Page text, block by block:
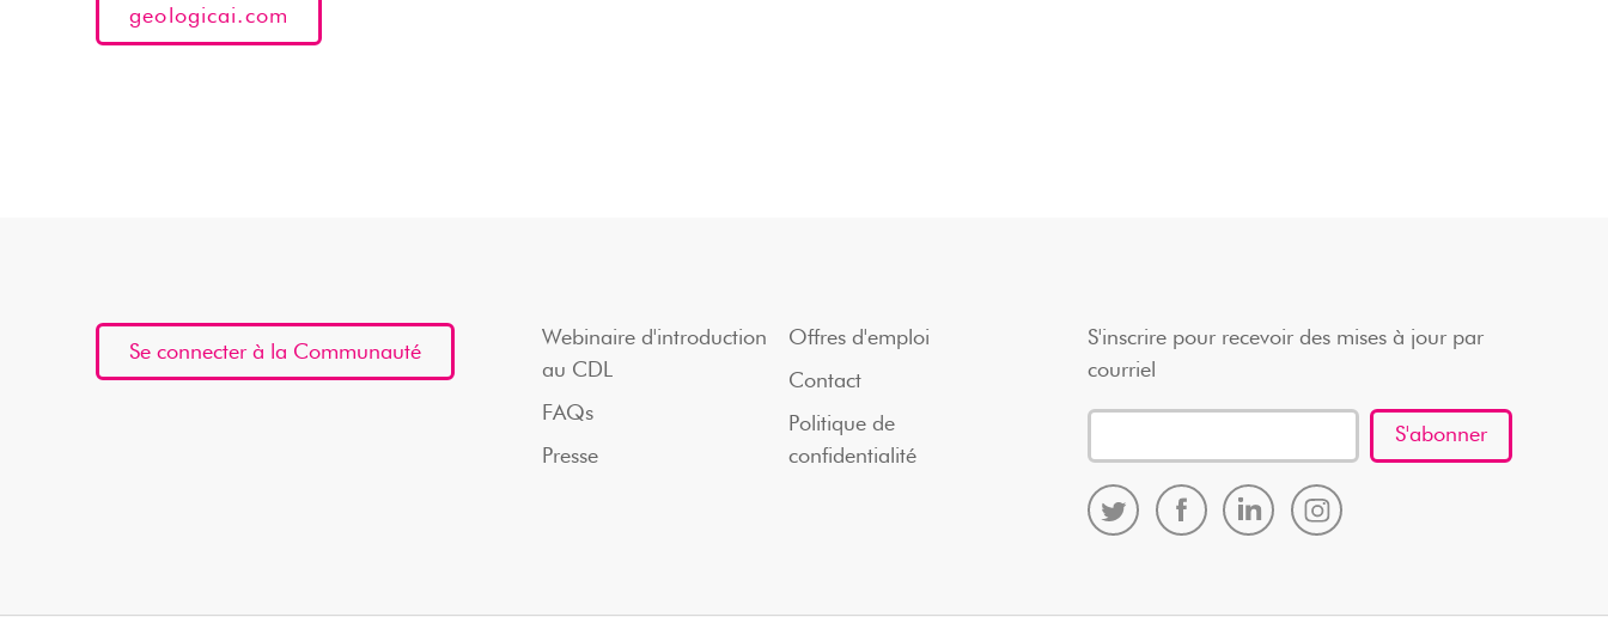
geologicai.com
Se connecter à la Communauté
Webinaire d'introduction
au CDL
FAQs
Presse
Offres d'emploi
Contact
Politique de
confidentialité
S'inscrire pour recevoir des mises à jour par
courriel